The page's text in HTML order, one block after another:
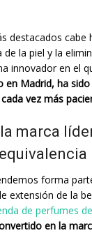
destacados cabe
la piel y la
innovador en el
en Madrid, ha
vez más
marca
forma
extensión de la
de perfumes
en la